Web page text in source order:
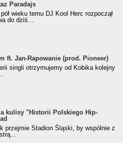
za
Album Roku
Paradajs
wieku temu DJ Kool Herc rozpoczął
do dziś...
(prod. Pioneer)
ft. Jan-Rapowanie (prod. Pioneer)
singli otrzymujemy od Kobika kolejny
Polskiego Hip-
kulisy "Historii Polskiego Hip-
przejmie Stadion Śląski, by wspólnie z